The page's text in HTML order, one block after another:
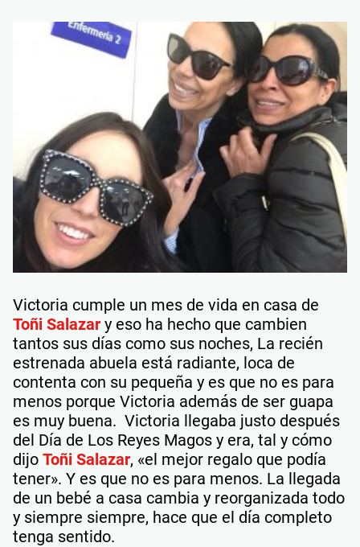
Victoria cumple un mes de vida en casa de
Toñi Salazar y eso ha hecho que cambien
tantos sus días como sus noches, La recién
estrenada abuela está radiante, loca de
contenta con su pequeña y es que no es para
menos porque Victoria además de ser guapa
es muy buena. Victoria llegaba justo después
del Día de Los Reyes Magos y era, tal y cómo
dijo Toñi Salazar, «el mejor regalo que podía
tener». Y es que no es para menos. La llegada
de un bebé a casa cambia y reorganizada todo
y siempre siempre, hace que el día completo
tenga sentido.